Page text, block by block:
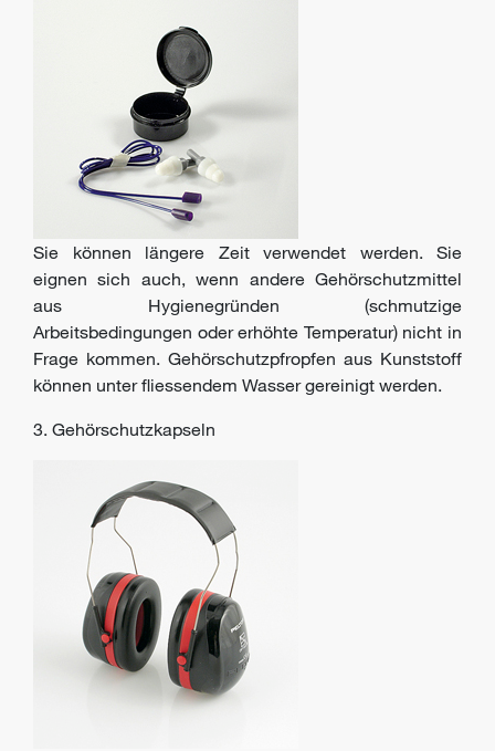
Sie können längere Zeit verwendet werden. Sie
eignen sich auch, wenn andere Gehörschutzmittel
aus Hygienegründen (schmutzige
Arbeitsbedingungen oder erhöhte Temperatur) nicht in
Frage kommen. Gehörschutzpfropfen aus Kunststoff
können unter fliessendem Wasser gereinigt werden.
3. Gehörschutzkapseln